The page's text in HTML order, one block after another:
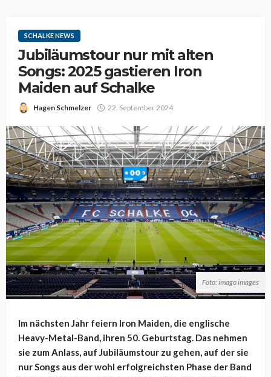
SCHALKE NEWS
Jubiläumstour nur mit alten
Songs: 2025 gastieren Iron
Maiden auf Schalke
Hagen Schmelzer 22. September 2024
Foto: imago images
Im nächsten Jahr feiern Iron Maiden, die englische
Heavy-Metal-Band, ihren 50. Geburtstag. Das nehmen
sie zum Anlass, auf Jubiläumstour zu gehen, auf der sie
nur Songs aus der wohl erfolgreichsten Phase der Band